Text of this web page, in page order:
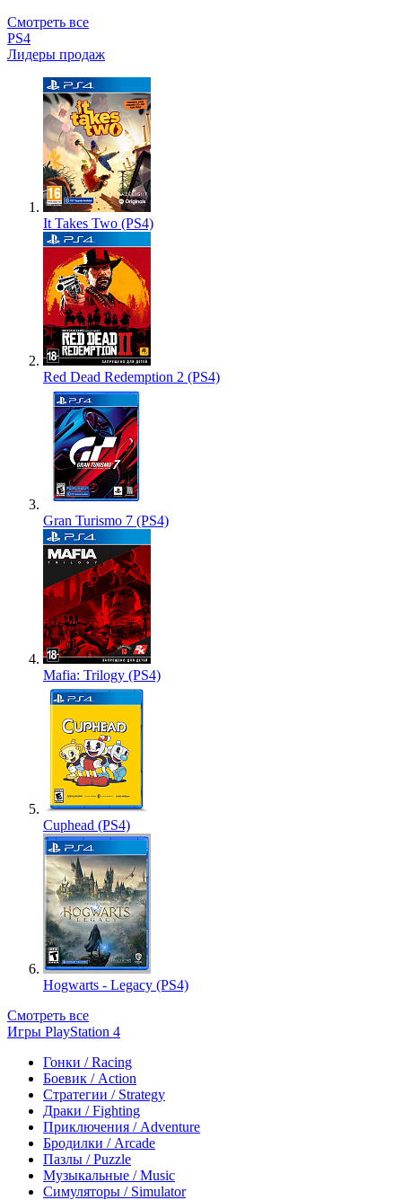
Смотреть все
PS4
Лидеры продаж
It Takes Two (PS4)
Red Dead Redemption 2 (PS4)
Gran Turismo 7 (PS4)
Mafia: Trilogy (PS4)
Cuphead (PS4)
Hogwarts - Legacy (PS4)
Смотреть все
Игры PlayStation 4
Гонки / Racing
Боевик / Action
Стратегии / Strategy
Драки / Fighting
Приключения / Adventure
Бродилки / Arcade
Пазлы / Puzzle
Музыкальные / Music
Симуляторы / Simulator